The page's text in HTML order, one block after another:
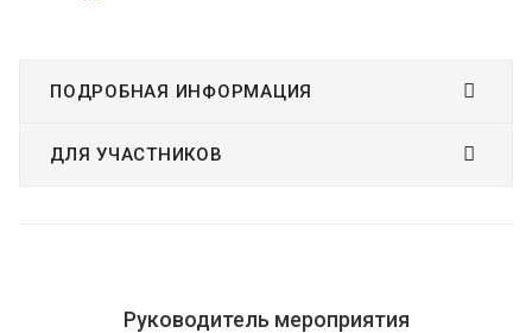
ПОДРОБНАЯ ИНФОРМАЦИЯ
ДЛЯ УЧАСТНИКОВ
Руководитель мероприятия